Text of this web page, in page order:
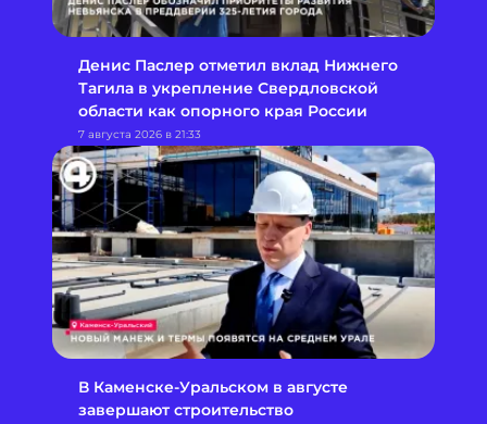
Денис Паслер отметил вклад Нижнего
Тагила в укрепление Свердловской
области как опорного края России
7 августа 2026 в 21:33
В Каменске-Уральском в августе
завершают строительство